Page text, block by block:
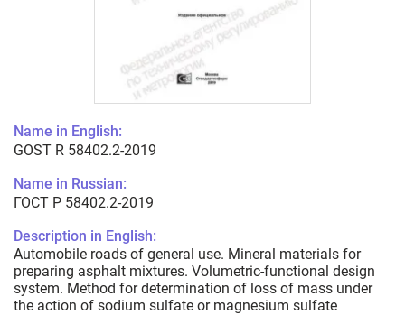
Name in English:
GOST R 58402.2-2019
Name in Russian:
ГОСТ Р 58402.2-2019
Description in English:
Automobile roads of general use. Mineral materials for
preparing asphalt mixtures. Volumetric-functional design
system. Method for determination of loss of mass under
the action of sodium sulfate or magnesium sulfate